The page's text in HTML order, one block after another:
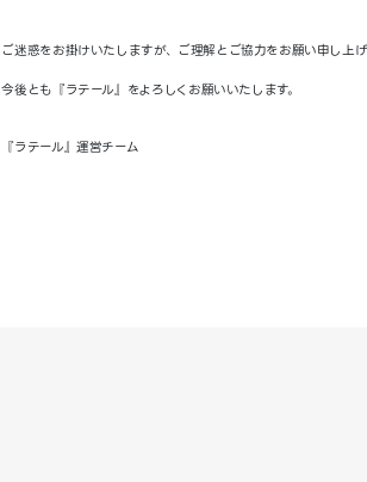
ご迷惑をお掛けいたしますが、ご理解とご協力をお願い申し上
今後とも『ラテール』をよろしくお願いいたします。
『ラテール』運営チーム